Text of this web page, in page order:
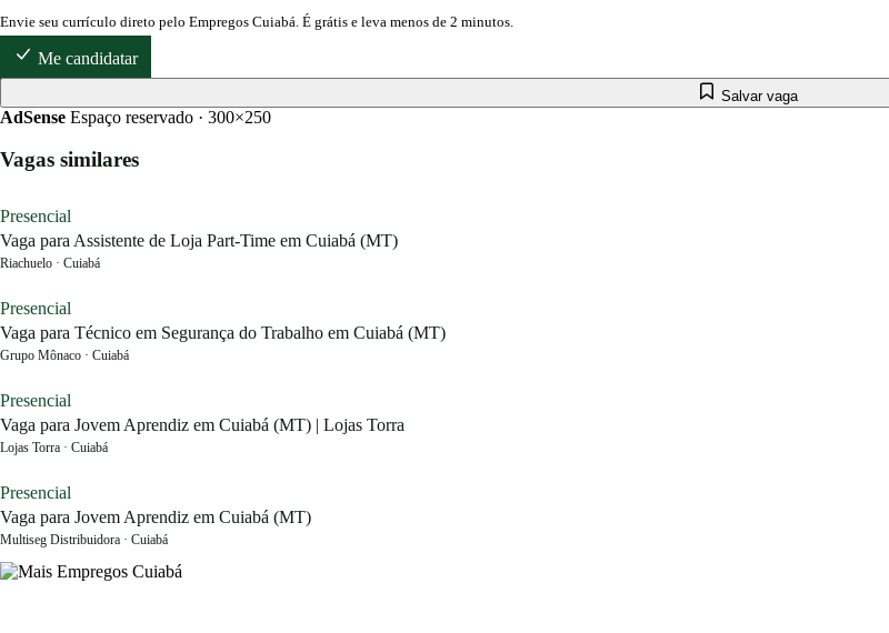
Envie seu currículo direto pelo Empregos Cuiabá. É grátis e leva menos de 2 minutos.
Me candidatar
Salvar vaga
AdSense Espaço reservado · 300×250
Vagas similares
Presencial
Vaga para Assistente de Loja Part-Time em Cuiabá (MT)
Riachuelo · Cuiabá
Presencial
Vaga para Técnico em Segurança do Trabalho em Cuiabá (MT)
Grupo Mônaco · Cuiabá
Presencial
Vaga para Jovem Aprendiz em Cuiabá (MT) | Lojas Torra
Lojas Torra · Cuiabá
Presencial
Vaga para Jovem Aprendiz em Cuiabá (MT)
Multiseg Distribuidora · Cuiabá